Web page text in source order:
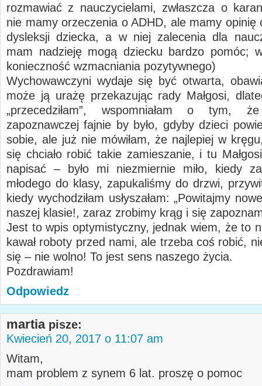
rozmawiać z nauczycielami, zwłaszcza o
nie mamy orzeczenia o ADHD, ale mamy opinię
dysleksji dziecka, a w niej zalecenia dla
mam nadzieję mogą dziecku bardzo pomóc;
konieczność wzmacniania pozytywnego)
Wychowawczyni wydaje się być otwarta,
może ją urażę przekazując rady Małgosi,
„przecedziłam”, wspomniałam o tym,
zapoznawczej fajnie by było, gdyby dzieci
sobie, ale już nie mówiłam, że najlepiej w
się chciało robić takie zamieszanie, i tu
napisać – było mi niezmiernie miło, kiedy
młodego do klasy, zapukaliśmy do drzwi,
kiedy wychodziłam usłyszałam: „Powitajmy
naszej klasie!, zaraz zrobimy krąg i się
Jest to wpis optymistyczny, jednak wiem, że to
kawał roboty przed nami, ale trzeba coś robić,
się – nie wolno! To jest sens naszego życia.
Pozdrawiam!
Odpowiedz
martia pisze:
Kwiecień 20, 2017 o 11:07 am
Witam,
mam problem z synem 6 lat. proszę o pomoc